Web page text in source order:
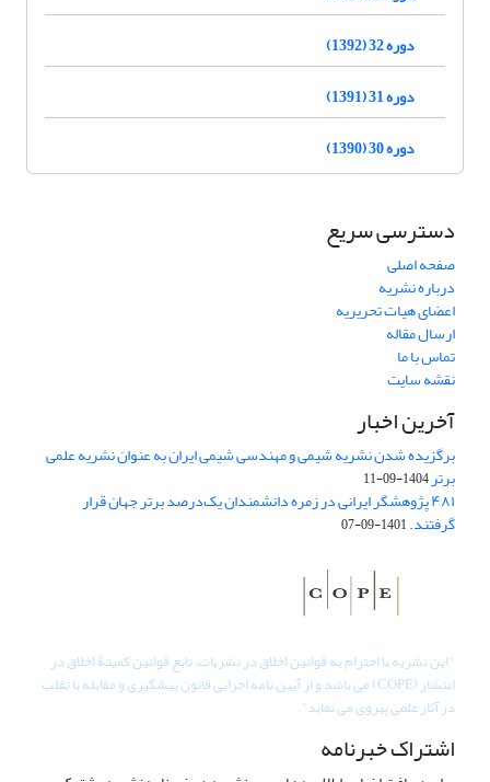
دوره 32 (1392)
دوره 31 (1391)
دوره 30 (1390)
دسترسی سریع
صفحه اصلی
درباره نشریه
اعضای هیات تحریریه
ارسال مقاله
تماس با ما
نقشه سایت
آخرین اخبار
برگزیده شدن نشریه شیمی و مهندسی شیمی ایران به عنوان نشریه علمی
برتر1404-09-11
۴۸۱ پژوهشگر ایرانی در زمره دانشمندان یک‌درصد برتر جهان قرار
گرفتند.1401-09-07
"این نشریه با احترام به قوانین اخلاق در نشریات، تابع قوانین کمیتۀ اخلاق در
انتشار (COPE) می باشد و از آیین نامه اجرایی قانون پیشگیری و مقابله با تقلب
در آثار علمی پیروی می نماید".
اشتراک خبرنامه